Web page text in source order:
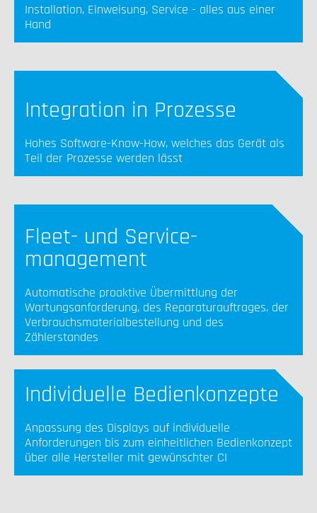
Installation, Einweisung, Service - alles aus einer
Hand
Integration in Prozesse
Hohes Software-Know-How, welches das Gerät als
Teil der Prozesse werden lässt
Fleet- und Service-
management
Automatische proaktive Übermittlung der
Wartungsanforderung, des Reparaturauftrages, der
Verbrauchsmaterialbestellung und des
Zählerstandes
Individuelle Bedienkonzepte
Anpassung des Displays auf individuelle
Anforderungen bis zum einheitlichen Bedienkonzept
über alle Hersteller mit gewünschter CI